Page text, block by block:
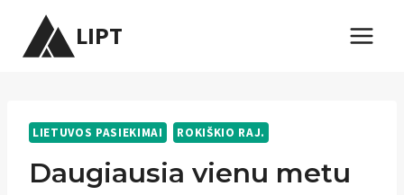
LIPT
LIETUVOS PASIEKIMAI ROKIŠKIO RAJ.
Daugiausia vienu metu